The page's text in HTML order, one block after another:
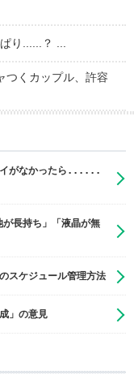
り......？ ...
つくカップル、許容
イがなかったら......
長持ち」「液晶が無
スケジュール管理方法
」の意見